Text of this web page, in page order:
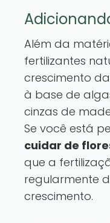
Além da
fertilizantes
crescimento
à base de
cinzas de
Se você está
cuidar de
que a
regularmente
crescimento.